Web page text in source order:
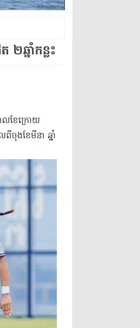
ឆ្នាំកន្លះ​
ល​ខែក្រោយ
ចុងខែ​មីនា ឆ្នាំ​